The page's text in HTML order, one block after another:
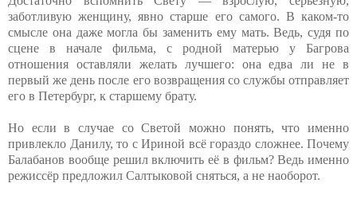
заботливую женщину, явно старше его самого. В каком-то
смысле она даже могла бы заменить ему мать. Ведь, судя по
сцене в начале фильма, с родной матерью у Багрова
отношения оставляли желать лучшего: она едва ли не в
первый же день после его возвращения со службы отправляет
его в Петербург, к старшему брату.
Но если в случае со Светой можно понять, что именно
привлекло Данилу, то с Ириной всё гораздо сложнее. Почему
Балабанов вообще решил включить её в фильм? Ведь именно
режиссёр предложил Салтыковой сняться, а не наоборот.